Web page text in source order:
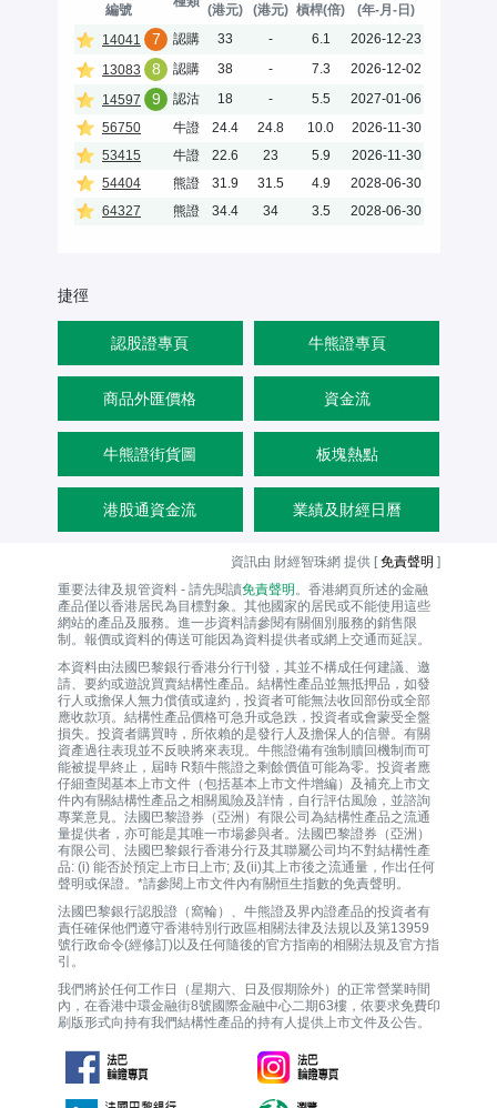
編號
(港元)
(港元) 槓桿(倍)
(年-月-日)
14041
7 認購 33 - 6.1
2026-12-23
13083
8 認購 38 - 7.3
2026-12-02
14597
9 認沽 18 - 5.5
2027-01-06
56750
牛證 24.4 24.8 10.0
2026-11-30
53415
牛證 22.6 23 5.9
2026-11-30
54404
熊證 31.9 31.5 4.9
2028-06-30
64327
熊證 34.4 34 3.5 2028-06-30
捷徑
認股證專頁 牛熊證專頁
商品外匯價格 資金流
牛熊證街貨圖 板塊熱點
港股通資金流 業績及財經日曆
資訊由 財經智珠網 提供 [免責聲明 ]
重要法律及規管資料 - 請先閱讀免責聲明 。香港網頁所述的金融
產品僅以香港居民為目標對象。其他國家的居民或不能使用這些
網站的產品及服務。進一步資料請參閱有關個別服務的銷售限
制。報價或資料的傳送可能因為資料提供者或網上交通而延誤。
本資料由法國巴黎銀行香港分行刊發，其並不構成任何建議、邀
請、要約或遊說買賣結構性產品。結構性產品並無抵押品，如發
行人或擔保人無力償債或違約，投資者可能無法收回部份或全部
應收款項。結構性產品價格可急升或急跌，投資者或會蒙受全盤
損失。投資者購買時，所依賴的是發行人及擔保人的信譽。有關
資產過往表現並不反映將來表現。牛熊證備有強制贖回機制而可
能被提早終止，屆時 R類牛熊證之剩餘價值可能為零。投資者應
仔細查閱基本上市文件（包括基本上市文件增編）及補充上市文
件內有關結構性產品之相關風險及詳情，自行評估風險，並諮詢
專業意見。法國巴黎證券（亞洲）有限公司為結構性產品之流通
量提供者，亦可能是其唯一巿場參與者。法國巴黎證券（亞洲）
有限公司、法國巴黎銀行香港分行及其聯屬公司均不對結構性產
品: (i) 能否於預定上市日上市; 及(ii)其上市後之流通量，作出任何
聲明或保證。*請參閱上市文件內有關恒生指數的免責聲明。
法國巴黎銀行認股證（窩輪）、牛熊證及界內證產品的投資者有
責任確保他們遵守香港特別行政區相關法律及法規以及第13959
號行政命令(經修訂)以及任何隨後的官方指南的相關法規及官方指
引。
我們將於任何工作日（星期六、日及假期除外）的正常營業時間
內，在香港中環金融街8號國際金融中心二期63樓，依要求免費印
刷版形式向持有我們結構性產品的持有人提供上市文件及公告。